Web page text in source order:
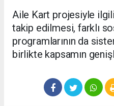
Aile Kart projesiyle
takip edilmesi, farklı
programlarının da
birlikte kapsamın